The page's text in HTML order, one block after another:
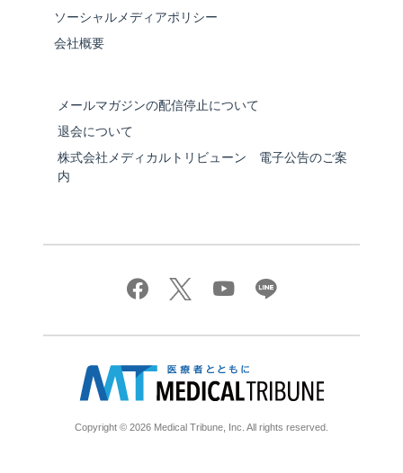
ソーシャルメディアポリシー
会社概要
メールマガジンの配信停止について
退会について
株式会社メディカルトリビューン 電子公告のご案
内
Copyright © 2026 Medical Tribune, Inc. All rights reserved.